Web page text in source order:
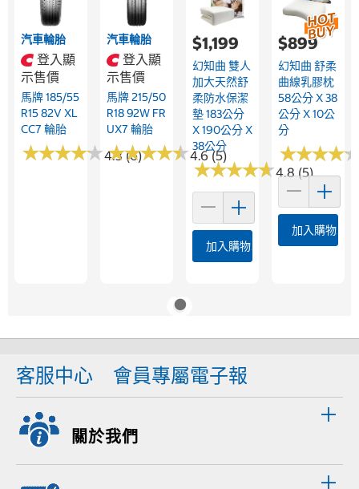
汽車輪胎
登入顯
示售價
馬牌 185/55
R15 82V XL
CC7 輪胎
★★★★★
★★★★★4.3 (6)
汽車輪胎
登入顯
示售價
馬牌 215/50
R18 92W FR
UX7 輪胎
★★★★★
★★★★★4.6 (5)
$1,199
幻知曲 雙人
加大天然舒
柔防水保潔
墊 183公分
X 190公分 X
38公分
★★★★★
★★★★★4.8 (5)
加入購物車
$899
幻知曲 舒柔
曲線乳膠枕
58公分 X 38
公分 X 10公
分
★★★★
★★★★
加入購物車
客服中心 會員專屬電子報
關於我們